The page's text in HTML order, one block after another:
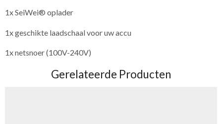
1x SeiWei® oplader
1x geschikte laadschaal voor uw accu
1x netsnoer (100V-240V)
Gerelateerde Producten